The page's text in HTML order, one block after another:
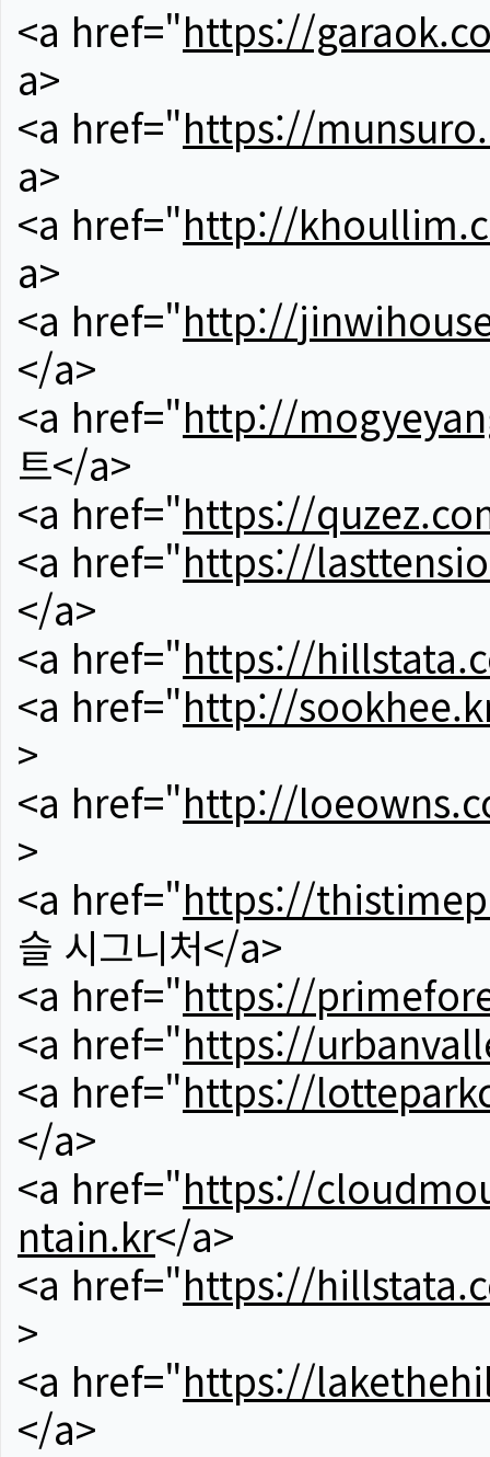
<a href="https://
a>
<a href="https://
a>
<a href="http://
a>
<a href="http://
</a>
<a href="http://
트</a>
<a href="https://
<a href="https://
</a>
<a href="https://
<a href="http://
>
<a href="http://
>
<a href="https://
슬 시그니처</a>
<a href="https://
<a href="https://
<a href="https://
</a>
<a href="https://
ntain.kr</a>
<a href="https://
>
<a href="https://
</a>